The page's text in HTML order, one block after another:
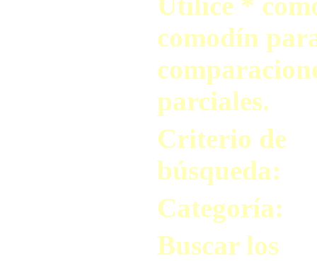
comodín
parciales.
Criterio de
búsqueda:
Categoría:
Buscar los